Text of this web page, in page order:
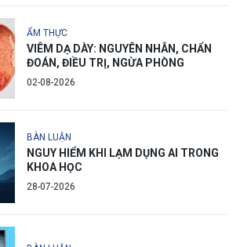
ẨM THỰC
VIÊM DẠ DÀY: NGUYÊN NHÂN, CHẨN
ĐOÁN, ĐIỀU TRỊ, NGỪA PHÒNG
02-08-2026
BÀN LUẬN
NGUY HIỂM KHI LẠM DỤNG AI TRONG
KHOA HỌC
28-07-2026